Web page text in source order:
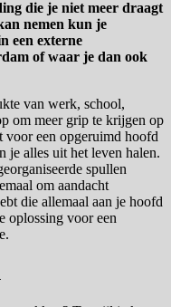
die je niet meer draagt
nemen kun je
een externe
of waar je dan ook
van werk, school,
om meer grip te krijgen op
voor een opgeruimd hoofd
je alles uit het leven halen.
spullen
om aandacht
die allemaal aan je hoofd
oplossing voor een